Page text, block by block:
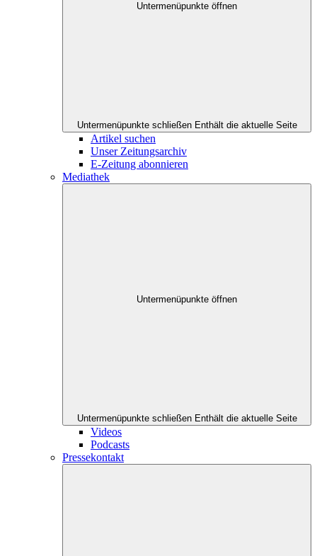
Untermenüpunkte öffnen
Untermenüpunkte schließen Enthält die aktuelle Seite
Artikel suchen
Unser Zeitungsarchiv
E-Zeitung abonnieren
Mediathek
Untermenüpunkte öffnen
Untermenüpunkte schließen Enthält die aktuelle Seite
Videos
Podcasts
Pressekontakt